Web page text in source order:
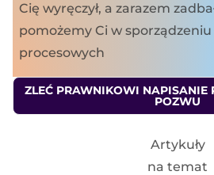
Cię wyręczył, a zarazem
pomożemy Ci w
procesowych
ZLEĆ PRAWNIKOWI NAPISANIE
POZWU
Artykuły
na temat